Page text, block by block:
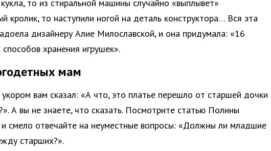
то из стиральной машины случайно «выплывет»
кролик, то наступили ногой на деталь конструктора… Вся эта
дизайнеру Алие Милославской, и она придумала: «16
хранения игрушек».
мам
вам сказал: «А что, это платье перешло от старшей дочки
А вы не знаете, что сказать. Посмотрите статью Полины
смело отвечайте на неуместные вопросы: «Должны ли младшие
старших?».